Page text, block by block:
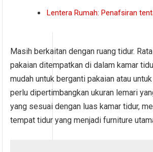
Lentera Rumah: Penafsiran
Masih berkaitan dengan ruang tidur.
pakaian ditempatkan di dalam kamar
mudah untuk berganti pakaian atau
perlu dipertimbangkan ukuran lemari
yang sesuai dengan luas kamar tidur,
tempat tidur yang menjadi furniture